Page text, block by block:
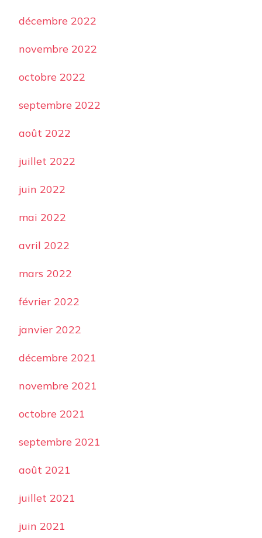
décembre 2022
novembre 2022
octobre 2022
septembre 2022
août 2022
juillet 2022
juin 2022
mai 2022
avril 2022
mars 2022
février 2022
janvier 2022
décembre 2021
novembre 2021
octobre 2021
septembre 2021
août 2021
juillet 2021
juin 2021